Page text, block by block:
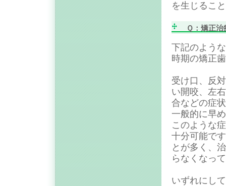
を生じるこ
Ｑ：矯正治
下記のよう
時期の矯正
受け口、反
い開咬、左
合などの症
一般的に早
このような
十分可能で
とが多く、
らなくなっ
いずれにし